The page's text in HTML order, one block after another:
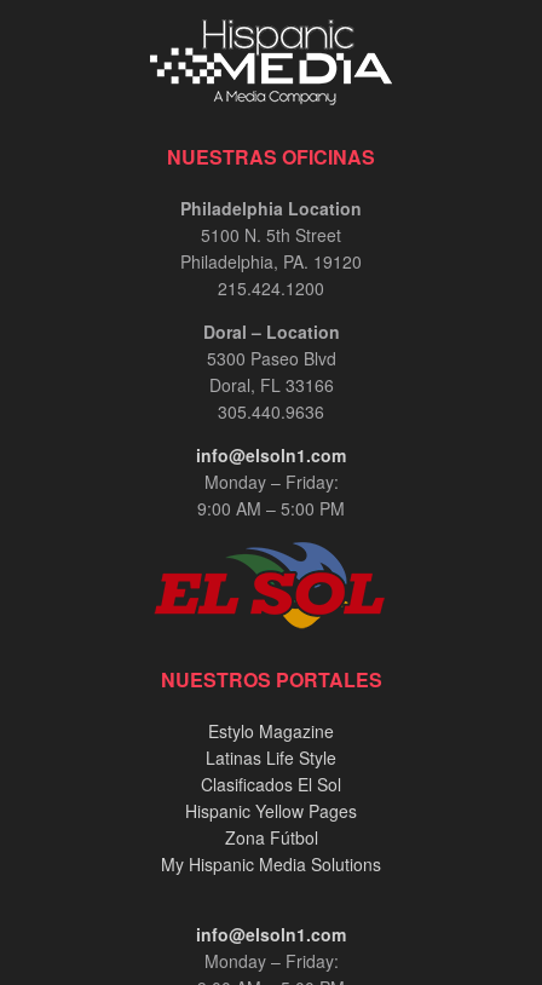
NUESTRAS OFICINAS
Philadelphia Location
5100 N. 5th Street
Philadelphia, PA. 19120
215.424.1200
Doral – Location
5300 Paseo Blvd
Doral, FL 33166
305.440.9636
info@elsoln1.com
Monday – Friday:
9:00 AM – 5:00 PM
NUESTROS PORTALES
Estylo Magazine
Latinas Life Style
Clasificados El Sol
Hispanic Yellow Pages
Zona Fútbol
My Hispanic Media Solutions
info@elsoln1.com
Monday – Friday: